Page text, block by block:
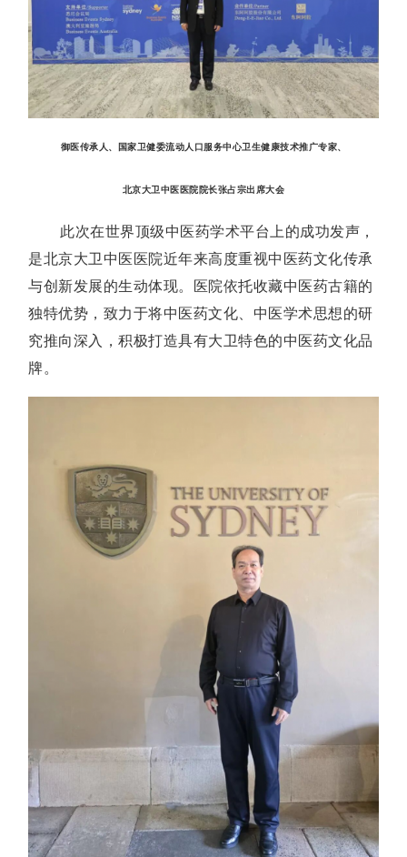
御医传承人、国家卫健委流动人口服务中心卫生健康技术推广专家、
北京大卫中医医院院长张占宗出席大会
此次在世界顶级中医药学术平台上的成功发声，
是北京大卫中医医院近年来高度重视中医药文化传承
与创新发展的生动体现。医院依托收藏中医药古籍的
独特优势，致力于将中医药文化、中医学术思想的研
究推向深入，积极打造具有大卫特色的中医药文化品
牌。